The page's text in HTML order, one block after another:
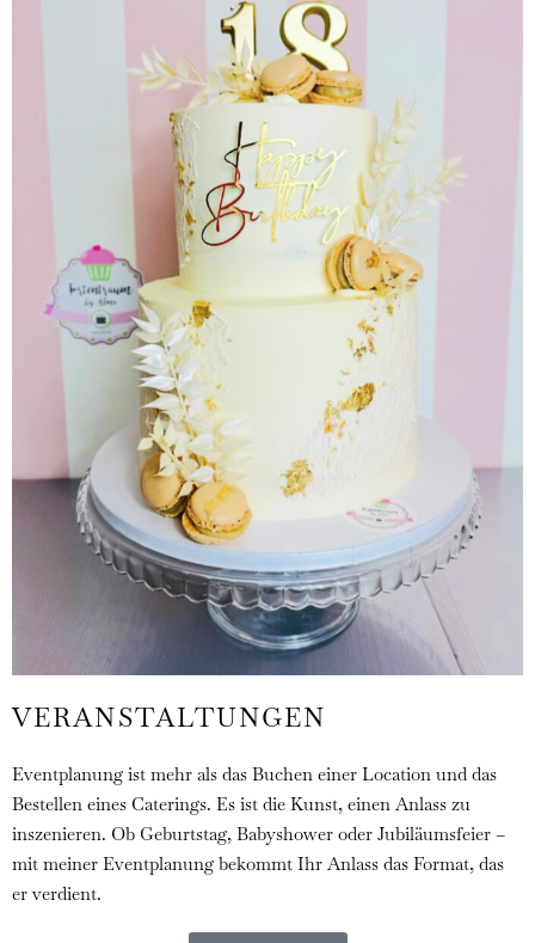
VERANSTALTUNGEN
Eventplanung ist mehr als das Buchen einer Location und das
Bestellen eines Caterings. Es ist die Kunst, einen Anlass zu
inszenieren. Ob Geburtstag, Babyshower oder Jubiläumsfeier –
mit meiner Eventplanung bekommt Ihr Anlass das Format, das
er verdient.